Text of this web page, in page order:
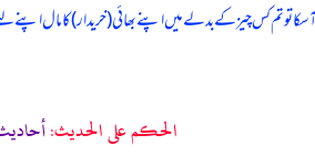
تو تم کس چیز کے بدلے میں اپنے بھائی (خریدار) کا مال
الحكم على الحديث: